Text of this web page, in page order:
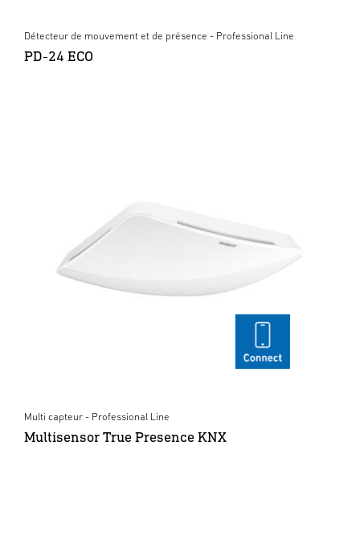
Détecteur de mouvement et de présence - Professional Line
PD-24 ECO
Multi capteur - Professional Line
Multisensor True Presence KNX